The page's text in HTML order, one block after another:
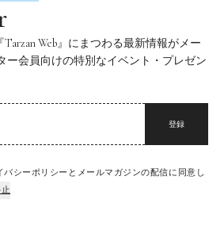
Tarzan Web』にまつわる最新情報がメー
ー会員向けの特別なイベント・プレゼン
登録
シーポリシーとメールマガジンの配信に同意し